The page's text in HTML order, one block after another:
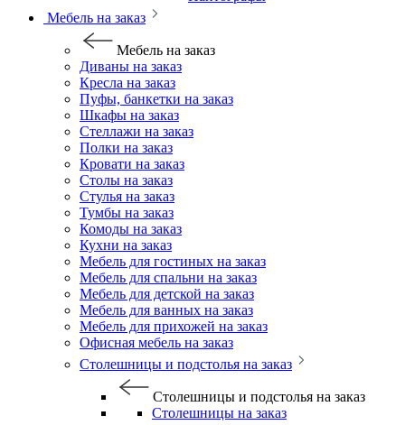
Мебель на заказ
Мебель на заказ
Диваны на заказ
Кресла на заказ
Пуфы, банкетки на заказ
Шкафы на заказ
Стеллажи на заказ
Полки на заказ
Кровати на заказ
Столы на заказ
Стулья на заказ
Тумбы на заказ
Комоды на заказ
Кухни на заказ
Мебель для гостиных на заказ
Мебель для спальни на заказ
Мебель для детской на заказ
Мебель для ванных на заказ
Мебель для прихожей на заказ
Офисная мебель на заказ
Столешницы и подстолья на заказ
Столешницы и подстолья на заказ
Столешницы на заказ